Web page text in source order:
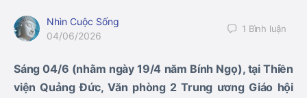
Nhìn Cuộc Sống
04/06/2026
1 Bình luận
Sáng 04/6 (nhằm ngày 19/4 năm Bính Ngọ), tại Thiền
viện Quảng Đức, Văn phòng 2 Trung ương Giáo hội